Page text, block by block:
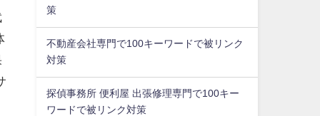
策
不動産会社専門で100キーワードで被リンク
対策
探偵事務所 便利屋 出張修理専門で100キー
ワードで被リンク対策